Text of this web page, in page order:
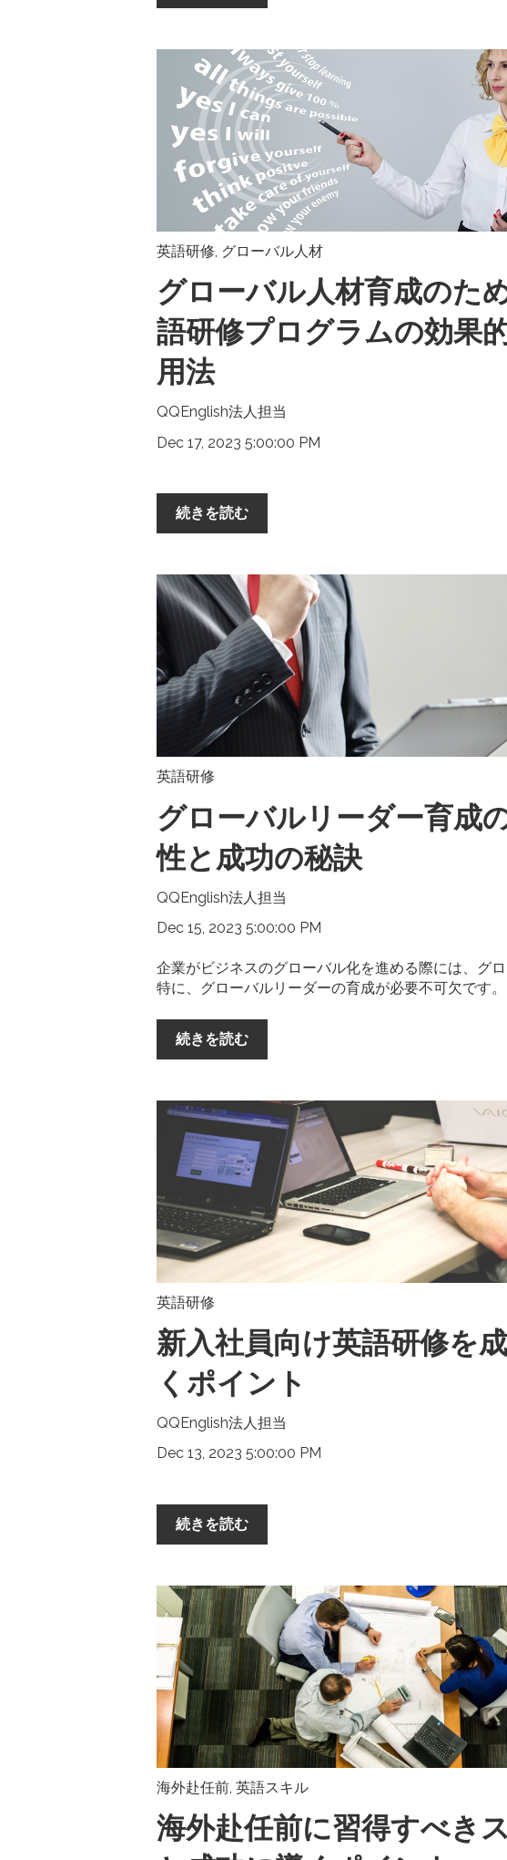
英語研修, グローバル人材
グローバル人材育成のた
語研修プログラムの効果
用法
QQEnglish法人担当
Dec 17, 2023 5:00:00 PM
続きを読む
英語研修
グローバルリーダー育成
性と成功の秘訣
QQEnglish法人担当
Dec 15, 2023 5:00:00 PM
企業がビジネスのグローバル化を進める際には、グロ
特に、グローバルリーダーの育成が必要不可欠です。
続きを読む
英語研修
新入社員向け英語研修を
くポイント
QQEnglish法人担当
Dec 13, 2023 5:00:00 PM
続きを読む
海外赴任前, 英語スキル
海外赴任前に習得すべき